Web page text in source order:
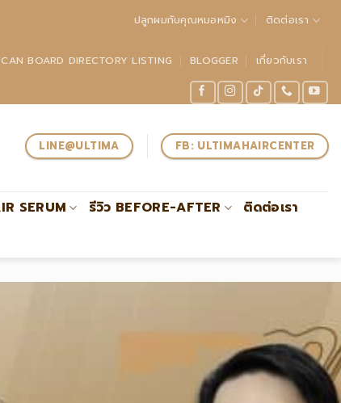
ปลูกผมกับคุณหมอหมิง ติดต่อเรา
BOARD DIRECTORY LISTING BLOGGER เกี่ยวกับเรา
LINE@ULTIMA FB: ULTIMAHAIRCENTER
SERUM รีวิว BEFORE-AFTER
ติดต่อเรา